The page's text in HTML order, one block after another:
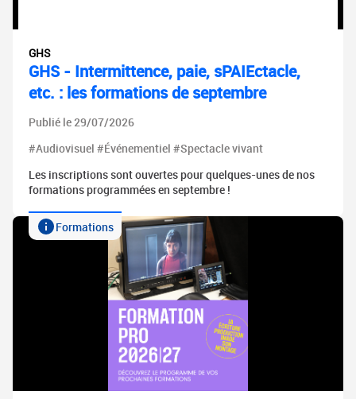
GHS
GHS - Intermittence, paie, sPAIEctacle,
etc. : les formations de septembre
Publié le 29/07/2026
#Audiovisuel #Événementiel #Spectacle vivant
Les inscriptions sont ouvertes pour quelques-unes de nos
formations programmées en septembre !
Formations